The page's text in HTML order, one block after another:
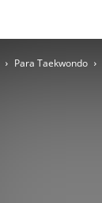
Para Taekwondo